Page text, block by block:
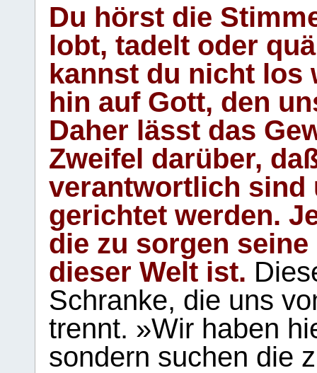
Du hörst die
lobt, tadelt oder
kannst du nicht los
hin auf Gott, den
Daher lässt das
Zweifel darüber,
verantwortlich sind
gerichtet werden.
die zu sorgen
dieser Welt ist.
Schranke, die uns
trennt. »Wir haben
sondern suchen die